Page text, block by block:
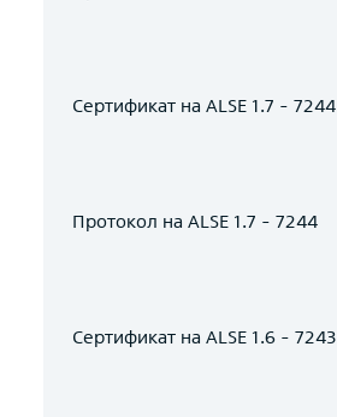
Сертификат на ALSE 1.7 - 7244
Протокол на ALSE 1.7 - 7244
Сертификат на ALSE 1.6 - 7243